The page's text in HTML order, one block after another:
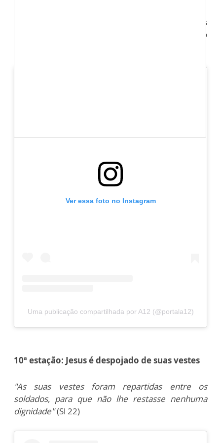
Falta pouco para entregar o Seu Espírito nas mãos
.(Jo
Ver essa foto no Instagram
Uma publicação compartilhada por A12 (@portala12)
10ª estação: Jesus é despojado de suas vestes
"As suas vestes foram repartidas entre os
soldados, para que não lhe restasse nenhuma
dignidade"(Sl 22)